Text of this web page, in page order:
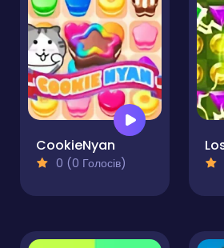
CookieNyan
0 (0 Голосів)